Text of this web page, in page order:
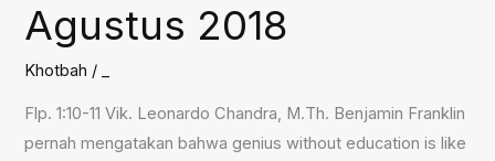
Agustus 2018
Khotbah /
Flp. 1:10-11 Vik. Leonardo Chandra, M.Th. Benjamin Franklin
pernah mengatakan bahwa genius without education is like